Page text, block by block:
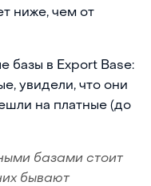
ниже, чем от
базы в Export Base:
увидели, что они
на платные (до
базами стоит
бывают